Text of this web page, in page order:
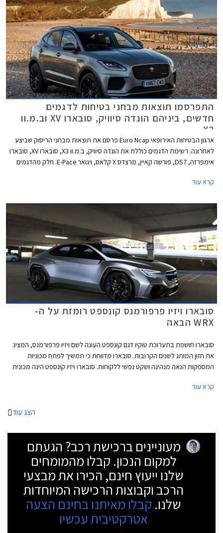
התפרסמו תוצאות מבחני בטיחות לדגמים
חדשים, ביניהם הונדה סיוויק, סובארו XV וב.מ.וו
X3
ארגון הבטיחות האירופאי Euro Ncap פרסם את תוצאות מבחני הריסוק שביצע
לאחרונה. רשימת הדגמים כוללת את הונדה סיוויק, ב.מ.וו X3, סובארו XV, סובארו
אימפרזה, DS7, פורשה קאיין, מרצדס X קלאס, ויגואר E-Pace. חלק מהדגמים
הדגמים שנבחנו זכו בציון מרבי של חמישה כוכבי בטיחות.
קרא עוד
סובארו ויזיו פרפורמנס קונספט רומזת על ה-
WRX הבאה
סובארו חושפת בתערוכת טוקיו דגם קונספט העונה לשם ויזיו פרפורמנס, המציג
את חזון המותג לשנים הקרובות. סובארו מדווחת כי תמשיך לפתח מכוניות
המספקות הנאה מנהיגה ושקט נפשי ללקוחות. סובארו ויזיו קונספט הינה מכונית
קרוסאוברים בלבד.
קרא עוד
הצג עוד
מעוניינים ברכישת רכב? הגעתם
למקום הנכון. קבלו מהמומחים
שלנו ייעוץ חינם, הכירו את מבצעי
הרכב וקבוצות הרכישה המיוחדות
שלנו. קבלו מאיתנו בחינם הצעה
אטרקטיבית עכשיו